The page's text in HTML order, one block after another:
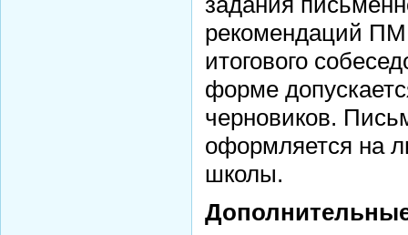
рекомендаций
итогового
форме
черновиков.
оформляется на
школы.